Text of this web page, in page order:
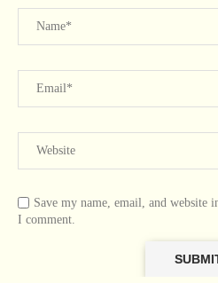
Save my name, email, and website
I comment.